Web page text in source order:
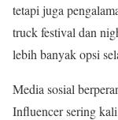
tetapi juga
truck festival dan
lebih banyak opsi
Media sosial
Influencer sering